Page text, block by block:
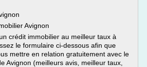
Avignon
crédit immobilier au meilleur taux à
le formulaire ci-dessous afin que
mettre en relation gratuitement avec le
Avignon (meilleurs avis, meilleur taux,